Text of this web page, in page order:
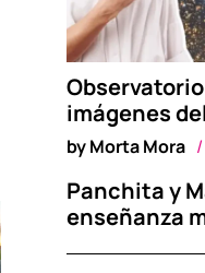
imágenes
byMorta Mora
Panchita y
enseñanza